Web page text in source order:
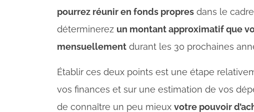
pourrez réunir en fonds propres dans le
déterminerez un montant approximatif que
mensuellement durant les 30 prochaines
Établir ces deux points est une étape
vos finances et sur une estimation de vos
de connaître un peu mieux votre pouvoir